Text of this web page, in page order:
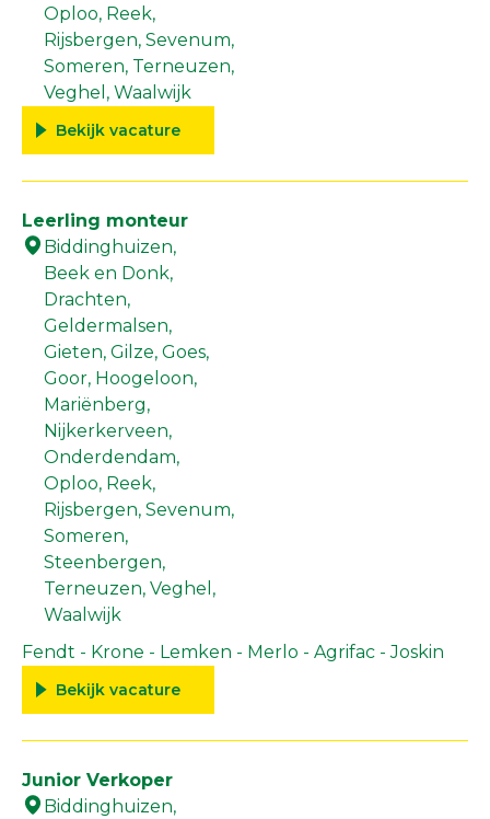
Oploo, Reek,
Rijsbergen, Sevenum,
Someren, Terneuzen,
Veghel, Waalwijk
Bekijk vacature
Leerling monteur
Biddinghuizen,
Beek en Donk,
Drachten,
Geldermalsen,
Gieten, Gilze, Goes,
Goor, Hoogeloon,
Mariënberg,
Nijkerkerveen,
Onderdendam,
Oploo, Reek,
Rijsbergen, Sevenum,
Someren,
Steenbergen,
Terneuzen, Veghel,
Waalwijk
Fendt - Krone - Lemken - Merlo - Agrifac - Joskin
Bekijk vacature
Junior Verkoper
Biddinghuizen,